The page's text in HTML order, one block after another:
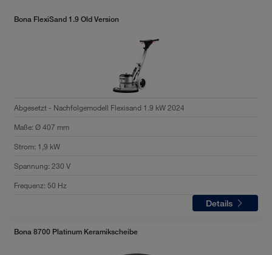
Bona FlexiSand 1.9 Old Version
Abgesetzt - Nachfolgemodell Flexisand 1.9 kW 2024
Maße:Ø 407 mm
Strom: 1,9 kW
Spannung:230 V
Frequenz:50 Hz
Details
Bona 8700 Platinum Keramikscheibe